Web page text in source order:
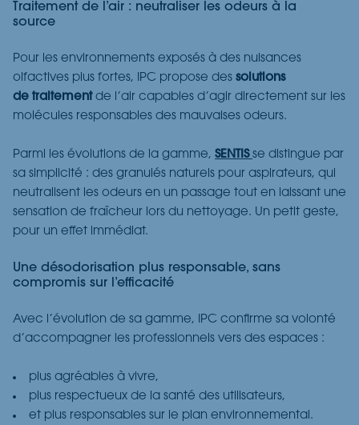
Traitement de l’air : neutraliser les odeurs à la
source
Pour les environnements exposés à des nuisances
olfactives plus fortes, IPC propose des solutions
de traitementde l’air capables d’agir directement sur les
molécules responsables des mauvaises odeurs.
Parmi les évolutions de la gamme, SENTIS se distingue par
sa simplicité : des granulés naturels pour aspirateurs, qui
neutralisent les odeurs en un passage tout en laissant une
sensation de fraîcheur lors du nettoyage. Un petit geste,
pour un effet immédiat.
Une désodorisation plus responsable, sans
compromis sur l’efficacité
Avec l’évolution de sa gamme, IPC confirme sa volonté
d’accompagner les professionnels vers des espaces :
plus agréables à vivre,
plus respectueux de la santé des utilisateurs,
et plus responsables sur le plan environnemental.